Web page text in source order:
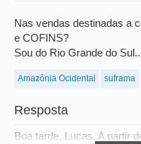
Nas vendas destinadas a
e COFINS?
Sou do Rio Grande do Sul..
Amazônia Ocidental suframa
Resposta
Boa tarde, Lucas, A partir